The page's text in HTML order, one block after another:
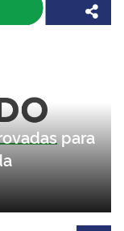
para